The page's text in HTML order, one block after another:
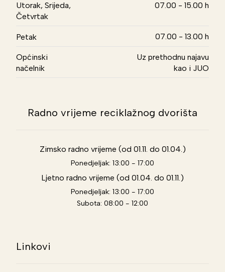
Utorak, Srijeda,
Četvrtak
07.00 - 15.00 h
Petak 07.00 - 13.00 h
Općinski
načelnik
Uz prethodnu najavu
kao i JUO
Radno vrijeme reciklažnog dvorišta
Zimsko radno vrijeme (od 01.11. do 01.04.)
Ponedjeljak: 13:00 - 17:00
Ljetno radno vrijeme (od 01.04. do 01.11.)
Ponedjeljak: 13:00 - 17:00
Subota: 08:00 - 12:00
Linkovi